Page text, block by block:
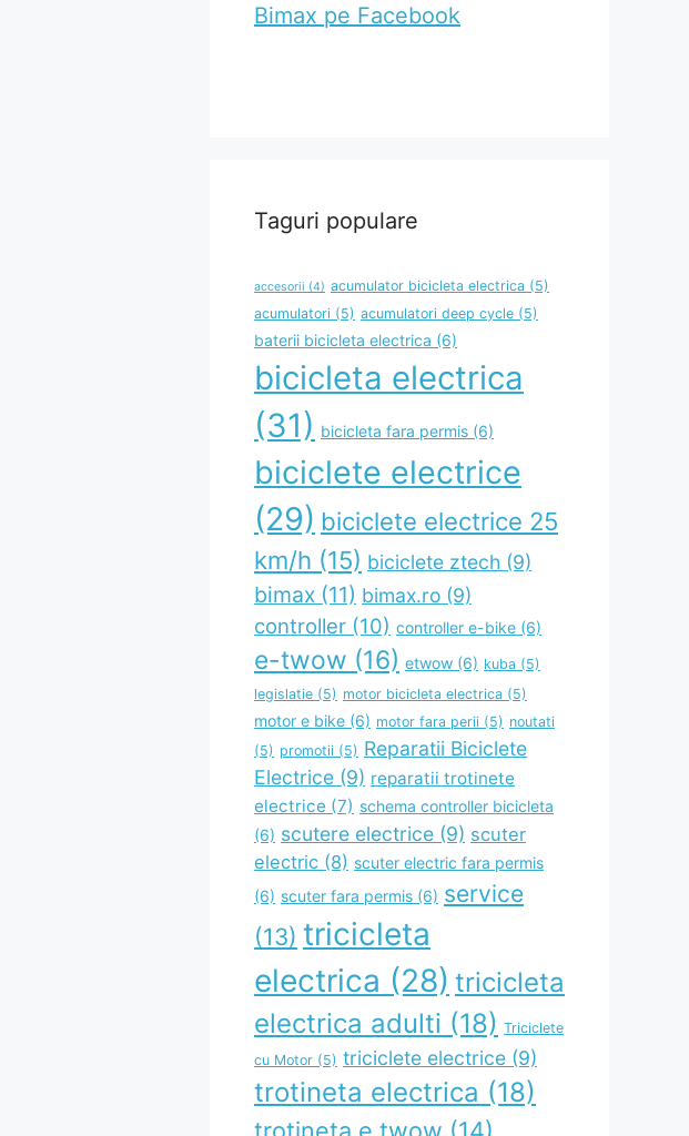
Bimax pe Facebook
Taguri populare
accesorii (4) acumulator bicicleta electrica (5)
acumulatori (5) acumulatori deep cycle (5)
baterii bicicleta electrica (6)
bicicleta electrica
(31) bicicleta fara permis (6)
biciclete electrice
(29) biciclete electrice 25
km/h (15) biciclete ztech (9)
bimax (11) bimax.ro (9)
controller (10) controller e-bike (6)
e-twow (16) etwow (6) kuba (5)
legislatie (5) motor bicicleta electrica (5)
motor e bike (6) motor fara perii (5) noutati
(5) promotii (5) Reparatii Biciclete
Electrice (9) reparatii trotinete
electrice (7) schema controller bicicleta
(6) scutere electrice (9) scuter
electric (8) scuter electric fara permis
(6) scuter fara permis (6) service
(13) tricicleta
electrica (28) tricicleta
electrica adulti (18) Triciclete
cu Motor (5) triciclete electrice (9)
trotineta electrica (18)
trotineta e twow (14)